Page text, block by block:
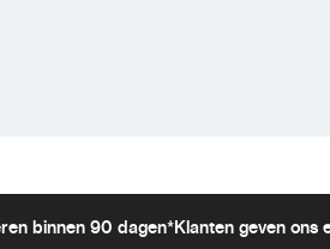
dagen stand-by
binnen 90 dagen*Klanten geven ons